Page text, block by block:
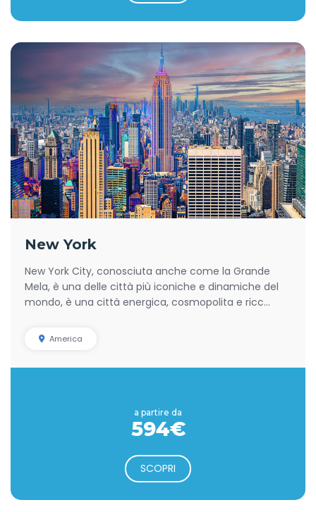
New York
New York City, conosciuta anche come la Grande
Mela, è una delle città più iconiche e dinamiche del
mondo, è una città energica, cosmopolita e ricc...
America
a partire da
594€
SCOPRI